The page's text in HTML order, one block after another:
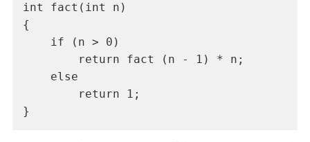
int fact(int n)
{
}